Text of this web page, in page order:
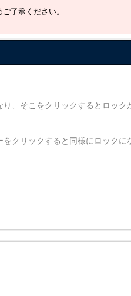
了承ください。
、そこをクリックするとロック
クリックすると同様にロックに